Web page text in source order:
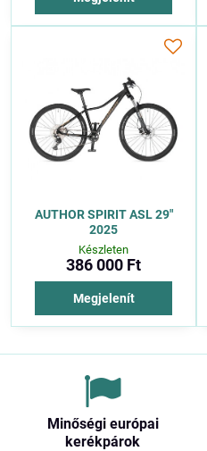
AUTHOR SPIRIT ASL 29"
2025
Készleten
386 000 Ft
Megjelenít
Minőségi európai
kerékpárok